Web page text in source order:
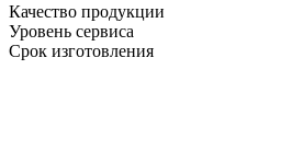
Качество продукции
Уровень сервиса
Срок изготовления